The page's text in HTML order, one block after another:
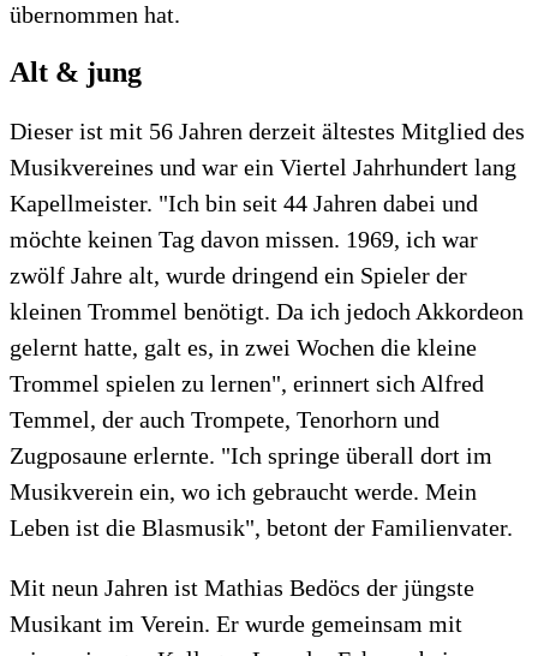
übernommen hat.
Alt & jung
Dieser ist mit 56 Jahren derzeit ältestes Mitglied des
Musikvereines und war ein Viertel Jahrhundert lang
Kapellmeister. "Ich bin seit 44 Jahren dabei und
möchte keinen Tag davon missen. 1969, ich war
zwölf Jahre alt, wurde dringend ein Spieler der
kleinen Trommel benötigt. Da ich jedoch Akkordeon
gelernt hatte, galt es, in zwei Wochen die kleine
Trommel spielen zu lernen", erinnert sich Alfred
Temmel, der auch Trompete, Tenorhorn und
Zugposaune erlernte. "Ich springe überall dort im
Musikverein ein, wo ich gebraucht werde. Mein
Leben ist die Blasmusik", betont der Familienvater.
Mit neun Jahren ist Mathias Bedöcs der jüngste
Musikant im Verein. Er wurde gemeinsam mit